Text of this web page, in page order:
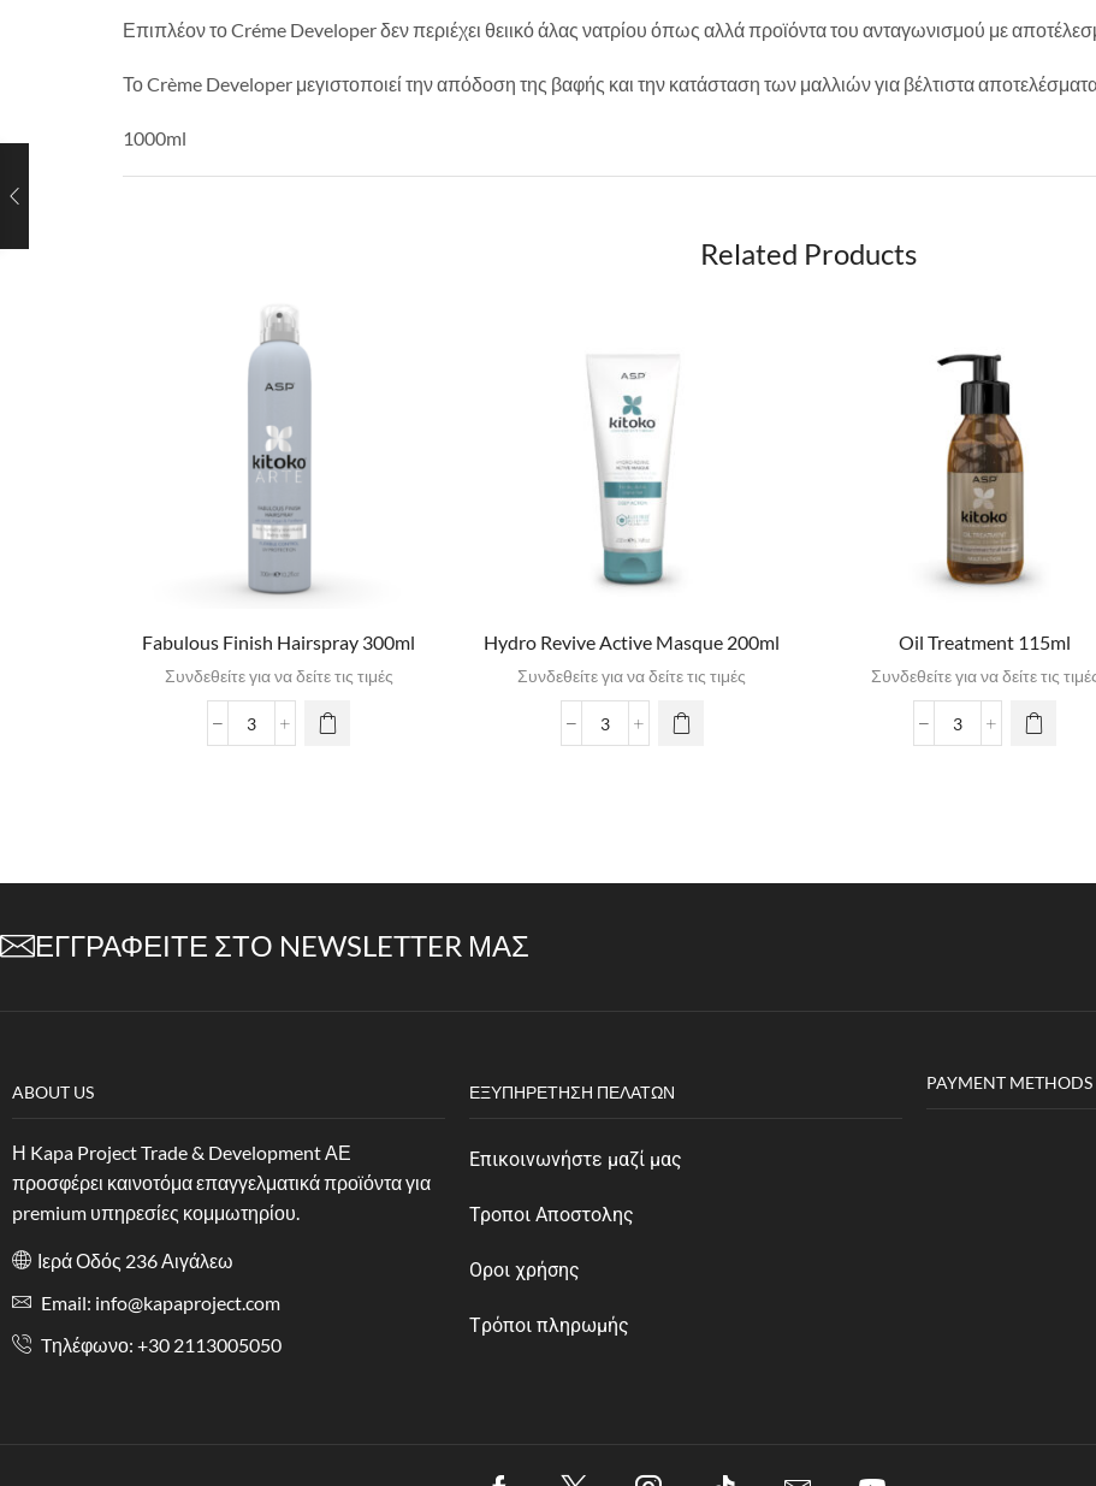
Επιπλέον το Créme Developer δεν περιέχει θειικό άλας νατρίου όπως αλλά προϊόντα του ανταγωνισμού με
Το Crème Developer μεγιστοποιεί την απόδοση της βαφής και την κατάσταση των μαλλιών για βέλτιστα
1000ml
Related Products
Fabulous Finish Hairspray 300ml
Συνδεθείτε για να δείτε τις τιμές
Hydro Revive Active Masque 200ml
Συνδεθείτε για να δείτε τις τιμές
Oil Treatment 115ml
Συνδεθείτε για να δείτε τις
ΕΓΓΡΑΦΕΊΤΕ ΣΤΟ NEWSLETTER ΜΑΣ
ABOUT US
Η Kapa Project Trade & Development ΑΕ
προσφέρει καινοτόμα επαγγελματικά προϊόντα για
premium υπηρεσίες κομμωτηρίου.
Ιερά Οδός 236 Αιγάλεω
Email: info@kapaproject.com
Tηλέφωνο: +30 2113005050
ΕΞΥΠΗΡΈΤΗΣΗ ΠΕΛΑΤΏΝ
Επικοινωνήστε μαζί μας
Τροποι Αποστολης
Οροι χρήσης
Tρόποι πληρωμής
PAYMENT METHODS